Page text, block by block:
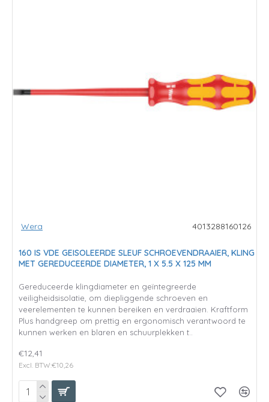
Wera 4013288160126
160 IS VDE GEISOLEERDE SLEUF SCHROEVENDRAAIER, KLING
MET GEREDUCEERDE DIAMETER, 1 X 5.5 X 125 MM
Gereduceerde klingdiameter en geïntegreerde
veiligheidsisolatie, om diepliggende schroeven en
veerelementen te kunnen bereiken en verdraaien. Kraftform
Plus handgreep om prettig en ergonomisch verantwoord te
kunnen werken en blaren en schuurplekken t..
€12,41
Excl. BTW:€10,26